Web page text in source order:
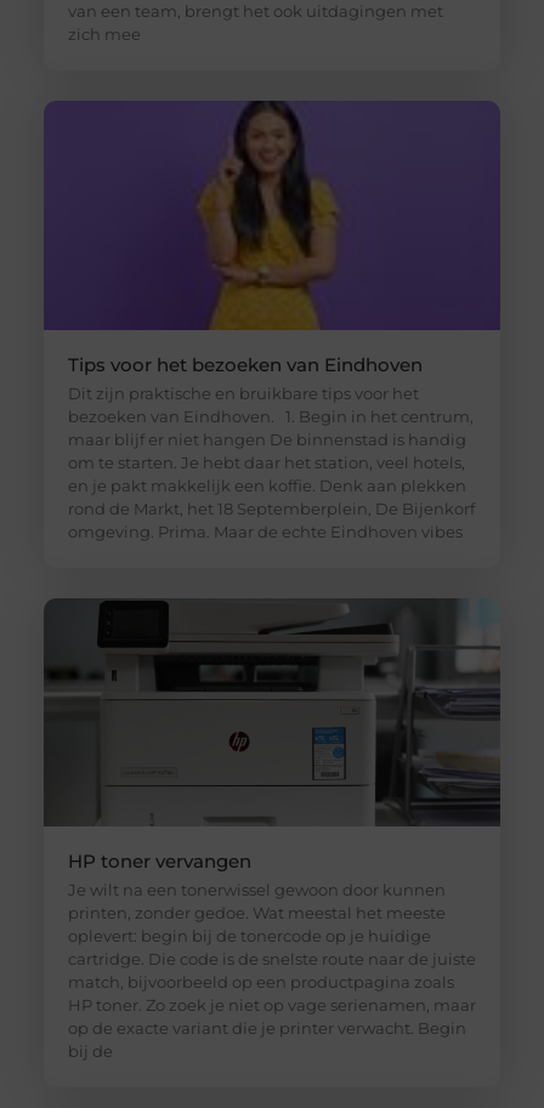
van een team, brengt het ook uitdagingen met
zich mee
Tips voor het bezoeken van Eindhoven
Dit zijn praktische en bruikbare tips voor het
bezoeken van Eindhoven. 1. Begin in het centrum,
maar blijf er niet hangen De binnenstad is handig
om te starten. Je hebt daar het station, veel hotels,
en je pakt makkelijk een koffie. Denk aan plekken
rond de Markt, het 18 Septemberplein, De Bijenkorf
omgeving. Prima. Maar de echte Eindhoven vibes
HP toner vervangen
Je wilt na een tonerwissel gewoon door kunnen
printen, zonder gedoe. Wat meestal het meeste
oplevert: begin bij de tonercode op je huidige
cartridge. Die code is de snelste route naar de juiste
match, bijvoorbeeld op een productpagina zoals
HP toner. Zo zoek je niet op vage serienamen, maar
op de exacte variant die je printer verwacht. Begin
bij de